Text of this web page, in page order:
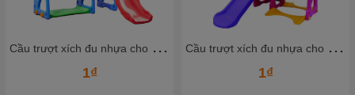
C
ầu trượt xích đu nhựa cho bé CTXDN08_ Dochoikinhbac
1₫
C
ầu trượt xích đu nhựa cho bé CTXDN06_ Dochoikinhbac
1₫